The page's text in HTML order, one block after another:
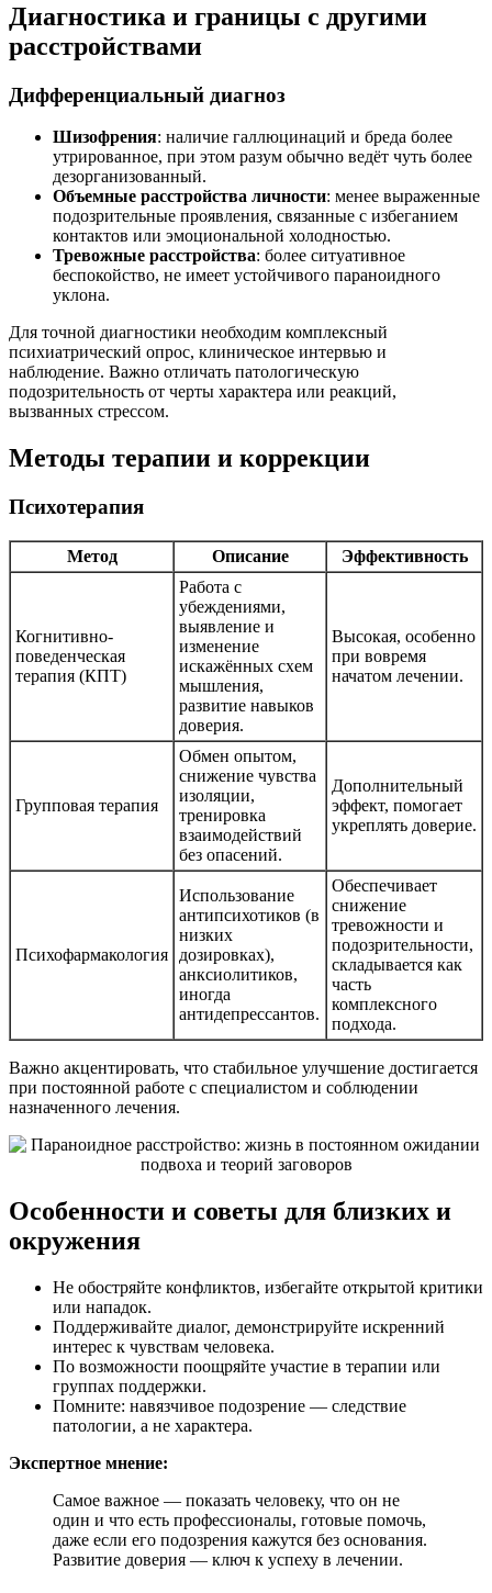
Диагностика и границы с другими
расстройствами
Дифференциальный диагноз
Шизофрения: наличие галлюцинаций и бреда более
утрированное, при этом разум обычно ведёт чуть более
дезорганизованный.
Объемные расстройства личности: менее выраженные
подозрительные проявления, связанные с избеганием
контактов или эмоциональной холодностью.
Тревожные расстройства: более ситуативное
беспокойство, не имеет устойчивого параноидного
уклона.
Для точной диагностики необходим комплексный
психиатрический опрос, клиническое интервью и
наблюдение. Важно отличать патологическую
подозрительность от черты характера или реакций,
вызванных стрессом.
Методы терапии и коррекции
Психотерапия
Метод Описание Эффективность
Когнитивно-
поведенческая
терапия (КПТ)
Работа с
убеждениями,
выявление и
изменение
искажённых схем
мышления,
развитие навыков
доверия.
Высокая, особенно
при вовремя
начатом лечении.
Групповая терапия
Обмен опытом,
снижение чувства
изоляции,
тренировка
взаимодействий
без опасений.
Дополнительный
эффект, помогает
укреплять доверие.
Психофармакология
Использование
антипсихотиков (в
низких
дозировках),
анксиолитиков,
иногда
антидепрессантов.
Обеспечивает
снижение
тревожности и
подозрительности,
складывается как
часть
комплексного
подхода.
Важно акцентировать, что стабильное улучшение достигается
при постоянной работе с специалистом и соблюдении
назначенного лечения.
Особенности и советы для близких и
окружения
Не обостряйте конфликтов, избегайте открытой критики
или нападок.
Поддерживайте диалог, демонстрируйте искренний
интерес к чувствам человека.
По возможности поощряйте участие в терапии или
группах поддержки.
Помните: навязчивое подозрение — следствие
патологии, а не характера.
Экспертное мнение:
Самое важное — показать человеку, что он не
один и что есть профессионалы, готовые помочь,
даже если его подозрения кажутся без основания.
Развитие доверия — ключ к успеху в лечении.